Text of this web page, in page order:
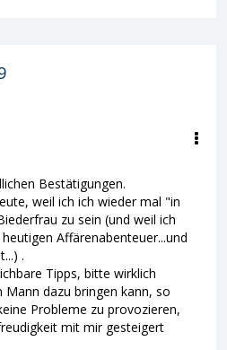
Bestätigungen.
weil ich ich wieder mal "in
zu sein (und weil ich
Affärenabenteuer...und
.
Tipps, bitte wirklich
dazu bringen kann, so
Probleme zu provozieren,
mit mir gesteigert